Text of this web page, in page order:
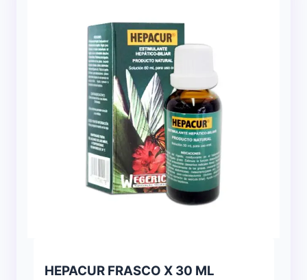
HEPACUR FRASCO X 30 ML